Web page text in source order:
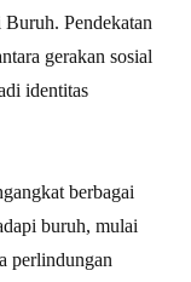
Pendekatan
gerakan sosial
identitas
berbagai
buruh, mulai
perlindungan